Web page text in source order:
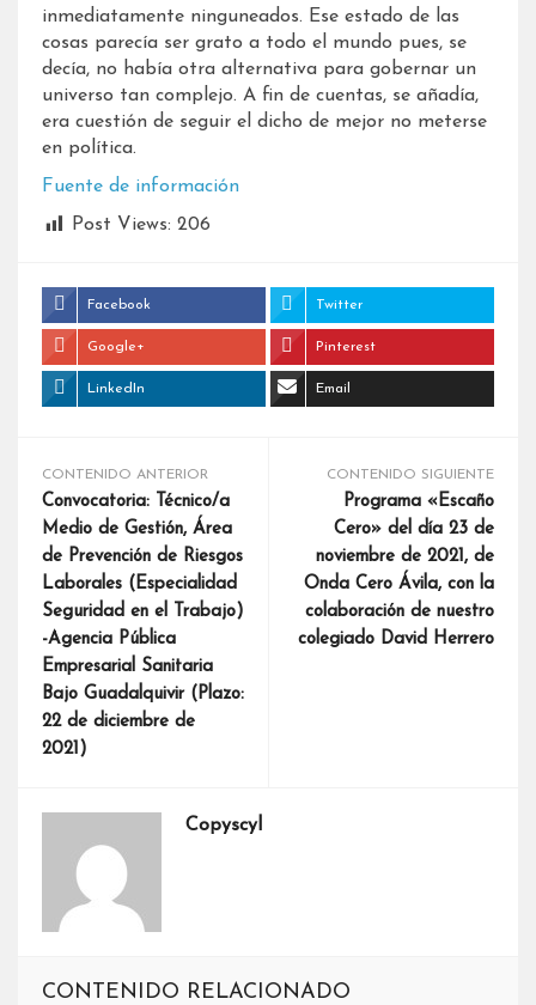
inmediatamente ninguneados. Ese estado de las
cosas parecía ser grato a todo el mundo pues, se
decía, no había otra alternativa para gobernar un
universo tan complejo. A fin de cuentas, se añadía,
era cuestión de seguir el dicho de mejor no meterse
en política.
Fuente de información
Post Views: 206
Facebook Twitter
Google+ Pinterest
LinkedIn Email
CONTENIDO ANTERIOR
Convocatoria: Técnico/a
Medio de Gestión, Área
de Prevención de Riesgos
Laborales (Especialidad
Seguridad en el Trabajo)
-Agencia Pública
Empresarial Sanitaria
Bajo Guadalquivir (Plazo:
22 de diciembre de
2021)
CONTENIDO SIGUIENTE
Programa «Escaño
Cero» del día 23 de
noviembre de 2021, de
Onda Cero Ávila, con la
colaboración de nuestro
colegiado David Herrero
Copyscyl
CONTENIDO RELACIONADO